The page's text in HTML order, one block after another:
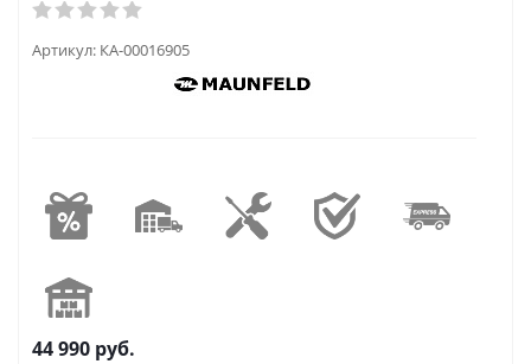
Артикул: КА-00016905
44 990 руб.